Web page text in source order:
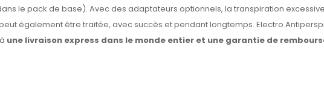
le pack de base). Avec des adaptateurs optionnels, la transpiration
également être traitée, avec succès et pendant longtemps. Electro
une livraison express dans le monde entier et une garantie de